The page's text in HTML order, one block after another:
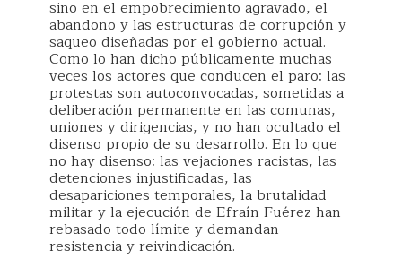
sino en el empobrecimiento agravado, el
abandono y las estructuras de corrupción y
saqueo diseñadas por el gobierno actual.
Como lo han dicho públicamente muchas
veces los actores que conducen el paro: las
protestas son autoconvocadas, sometidas a
deliberación permanente en las comunas,
uniones y dirigencias, y no han ocultado el
disenso propio de su desarrollo. En lo que
no hay disenso: las vejaciones racistas, las
detenciones injustificadas, las
desapariciones temporales, la brutalidad
militar y la ejecución de Efraín Fuérez han
rebasado todo límite y demandan
resistencia y reivindicación.